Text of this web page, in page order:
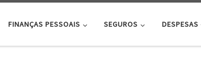
FINANÇAS PESSOAIS SEGUROS DESPESAS